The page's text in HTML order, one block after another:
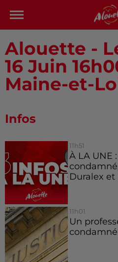
Alouette -
16 Juin
Maine-et-
Infos
11h51
À LA UNE
Duralex et
11h01
Un